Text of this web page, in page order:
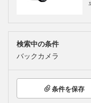
検索中の条件
バックカメラ
条件を保存